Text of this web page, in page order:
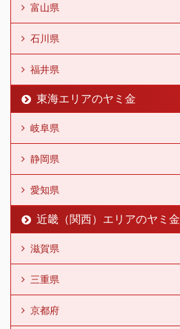
富山県
石川県
福井県
東海エリアのヤミ金
岐阜県
静岡県
愛知県
近畿（関西）エリアのヤミ金
滋賀県
三重県
京都府